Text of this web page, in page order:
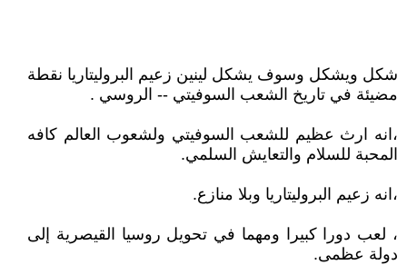
شكل ويشكل وسوف يشكل لينين زعيم البروليتاريا نقطة
مضيئة في تاريخ الشعب السوفيتي -- الروسي .
،انه ارث عظيم للشعب السوفيتي ولشعوب العالم كافه
المحبة للسلام والتعايش السلمي.
،انه زعيم البروليتاريا وبلا منازع.
، لعب دورا كبيرا ومهما في تحويل روسيا القيصرية إلى
دولة عظمى.